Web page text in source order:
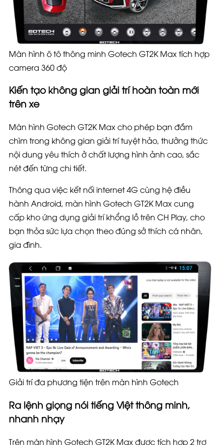
Màn hình ô tô thông minh Gotech GT2K Max tích hợp
camera 360 độ
Kiến tạo không gian giải trí hoàn toàn mới
trên xe
Màn hình Gotech GT2KMaxcho phép bạn đắm
chìm trong không gian giải trí tuyệt hảo, thưởng thức
nội dung yêu thích ở chất lượng hình ảnh cao, sắc
nét đến từng chi tiết.
Thông qua việc kết nối internet 4G cùng hệ điều
hành Android, màn hình Gotech GT2K Maxcung
cấp kho ứng dụng giải trí khổng lồ trên CH Play, cho
bạn thỏa sức lựa chọn theo đúng sở thích cá nhân,
gia đình.
Giải trí đa phương tiện trên màn hình Gotech
Ra lệnh giọng nói tiếng Việt thông minh,
nhanh nhạy
Trên màn hình Gotech GT2KMaxđược tích hợp 2 trợ